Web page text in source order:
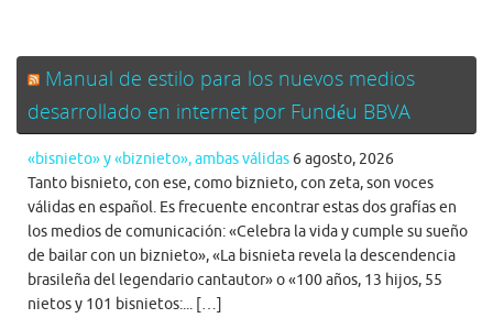
Manual de estilo para los nuevos medios
desarrollado en internet por Fundéu BBVA
«bisnieto» y «biznieto», ambas válidas 6 agosto, 2026
Tanto bisnieto, con ese, como biznieto, con zeta, son voces
válidas en español. Es frecuente encontrar estas dos grafías en
los medios de comunicación: «Celebra la vida y cumple su sueño
de bailar con un biznieto», «La bisnieta revela la descendencia
brasileña del legendario cantautor» o «100 años, 13 hijos, 55
nietos y 101 bisnietos:... […]